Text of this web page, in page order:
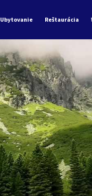
Ubytovanie Reštaurácia